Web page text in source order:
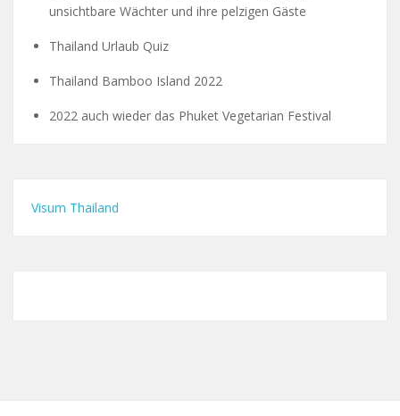
unsichtbare Wächter und ihre pelzigen Gäste
Thailand Urlaub Quiz
Thailand Bamboo Island 2022
2022 auch wieder das Phuket Vegetarian Festival
Visum Thailand